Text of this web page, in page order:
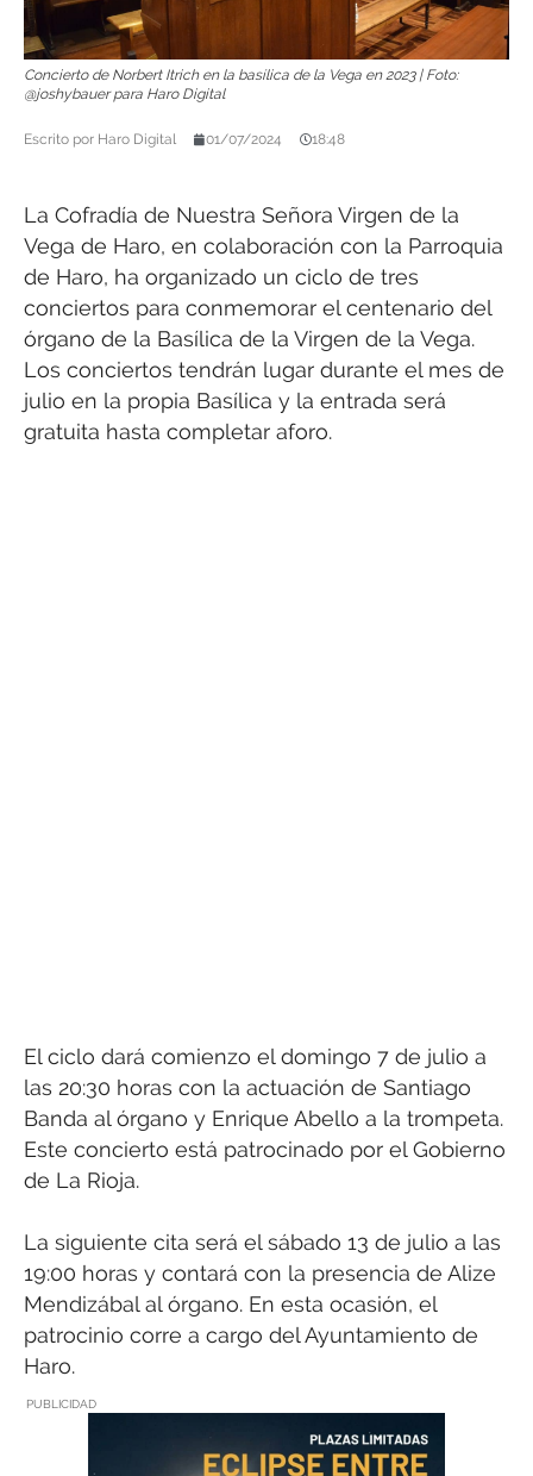
Concierto de Norbert Itrich en la basílica de la Vega en 2023 | Foto:
@joshybauer para Haro Digital
Escrito por Haro Digital 01/07/2024 18:48
La Cofradía de Nuestra Señora Virgen de la
Vega de Haro, en colaboración con la Parroquia
de Haro, ha organizado un ciclo de tres
conciertos para conmemorar el centenario del
órgano de la Basílica de la Virgen de la Vega.
Los conciertos tendrán lugar durante el mes de
julio en la propia Basílica y la entrada será
gratuita hasta completar aforo.
El ciclo dará comienzo el domingo 7 de julio a
las 20:30 horas con la actuación de Santiago
Banda al órgano y Enrique Abello a la trompeta.
Este concierto está patrocinado por el Gobierno
de La Rioja.
La siguiente cita será el sábado 13 de julio a las
19:00 horas y contará con la presencia de Alize
Mendizábal al órgano. En esta ocasión, el
patrocinio corre a cargo del Ayuntamiento de
Haro.
PUBLICIDAD